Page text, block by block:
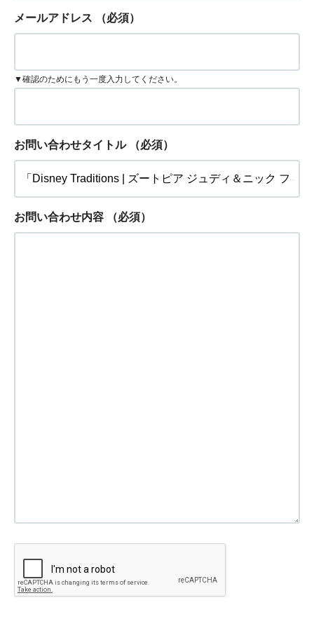
メールアドレス （必須）
▼確認のためにもう一度入力してください。
お問い合わせタイトル （必須）
お問い合わせ内容 （必須）